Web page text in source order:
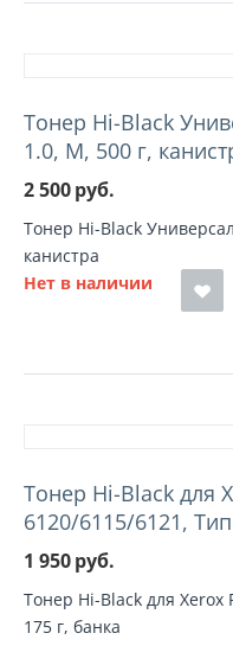
Тонер Hi-Black
1.0, M, 500 г,
2 500руб.
Тонер Hi-Black
канистра
Нет в наличии
Тонер Hi-Black для
6120/6115/6121,
1 950руб.
Тонер Hi-Black для Xerox
175 г, банка